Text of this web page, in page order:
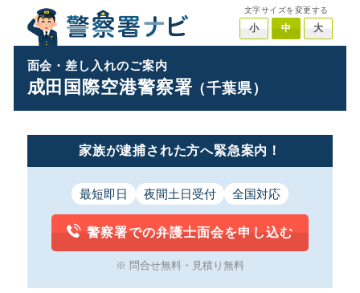
文字サイズを変更する
小 中 大
面会・差し入れのご案内
成田国際空港警察署（千葉県）
家族が逮捕された方へ緊急案内！
最短即日 夜間土日受付 全国対応
警察署での弁護士面会を申し込む
※ 問合せ無料・見積り無料